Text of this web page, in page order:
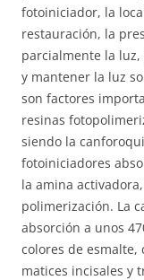
fotoiniciador, la
restauración, la
parcialmente la
y mantener la luz
son factores
resinas
siendo la
fotoiniciadores
la amina
polimerización. La
absorción a unos
colores de esmalte,
matices incisales y